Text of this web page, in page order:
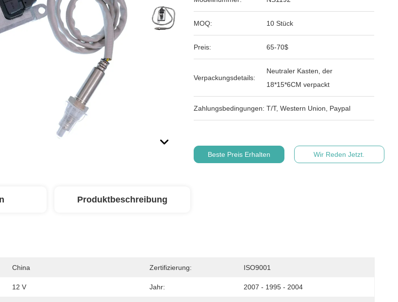
MOQ: 10 Stück
Preis: 65-70$
Verpackungsdetails:
Neutraler Kasten, der
18*15*6CM verpackt
Zahlungsbedingungen: T/T, Western Union, Paypal
Beste Preis Erhalten Wir Reden Jetzt.
Produktbeschreibung
China Zertifizierung: ISO9001
12 V Jahr: 2007 - 1995 - 2004